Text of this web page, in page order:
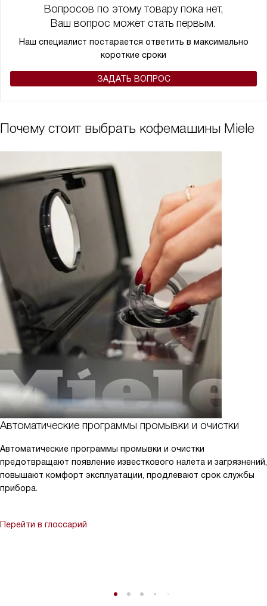
Вопросов по этому товару пока нет,
Ваш вопрос может стать первым.
Наш специалист постарается ответить в максимально
короткие сроки
ЗАДАТЬ ВОПРОС
Почему стоит выбрать кофемашины Miele
Автоматические программы промывки и очистки
Автоматические программы промывки и очистки
предотвращают появление известкового налета и загрязнений,
повышают комфорт эксплуатации, продлевают срок службы
прибора.
Перейти в глоссарий